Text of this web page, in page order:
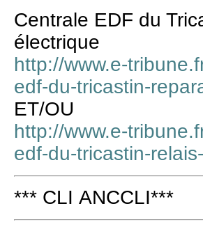
Centrale EDF du
électrique
http://www.e-
edf-du-tricastin-
ET/OU
http://www.e-
edf-du-tricastin-
*** CLI ANCCLI***